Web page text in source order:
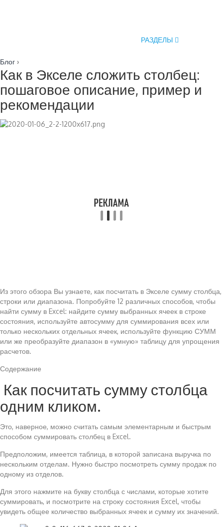
РАЗДЕЛЫ
Блог ›
Как в Экселе сложить столбец:
пошаговое описание, пример и
рекомендации
Из этого обзора Вы узнаете, как посчитать в Экселе сумму столбца,
строки или диапазона. Попробуйте 12 различных способов, чтобы
найти сумму в Excel: найдите сумму выбранных ячеек в строке
состояния, используйте автосумму для суммирования всех или
только нескольких отдельных ячеек, используйте функцию СУММ
или же преобразуйте диапазон в «умную» таблицу для упрощения
расчетов.
Содержание
Как посчитать сумму столбца
одним кликом.
Это, наверное, можно считать самым элементарным и быстрым
способом суммировать столбец в Excel.
Предположим, имеется таблица, в которой записана выручка по
нескольким отделам. Нужно быстро посмотреть сумму продаж по
одному из отделов.
Для этого нажмите на букву столбца с числами, которые хотите
суммировать, и посмотрите на строку состояния Excel, чтобы
увидеть общее количество выбранных ячеек и сумму их значений.